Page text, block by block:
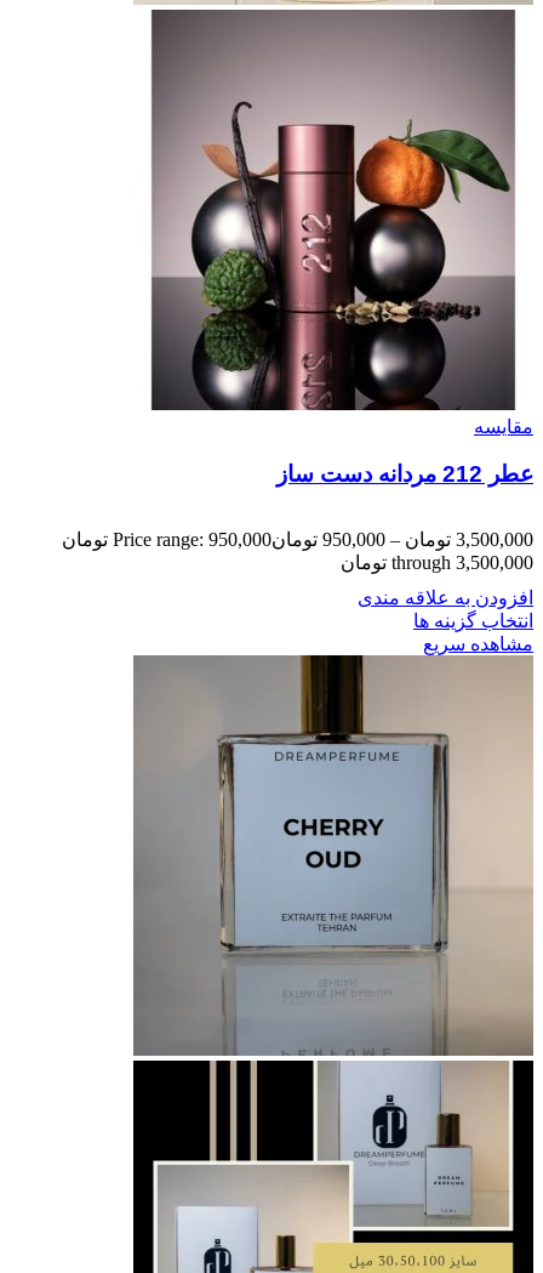
مقایسه
عطر 212 مردانه دست ساز
3,500,000 تومان –
950,000 تومان
Price range: 950,000 تومان
through 3,500,000 تومان
افزودن به علاقه مندی
انتخاب گزینه ها
مشاهده سریع